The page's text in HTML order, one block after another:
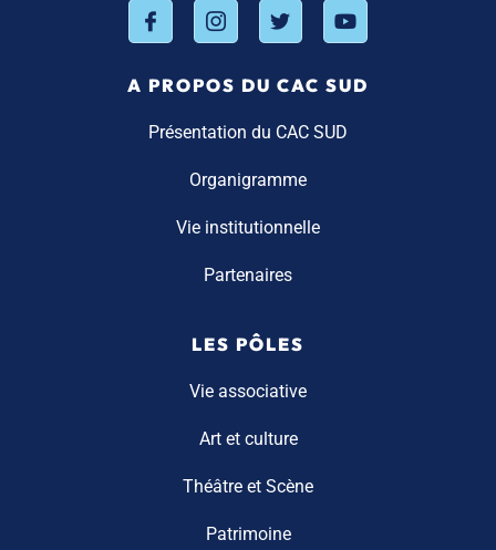
A PROPOS DU CAC SUD
Présentation du CAC SUD
Organigramme
Vie institutionnelle
Partenaires
LES PÔLES
Vie associative
Art et culture
Théâtre et Scène
Patrimoine